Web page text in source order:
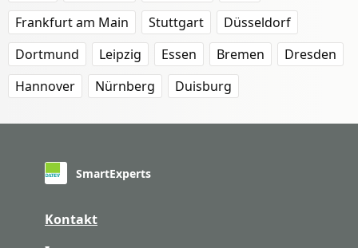
Frankfurt am Main
Stuttgart
Düsseldorf
Dortmund
Leipzig Essen Bremen
Dresden
Hannover
Nürnberg Duisburg
SmartExperts
Kontakt